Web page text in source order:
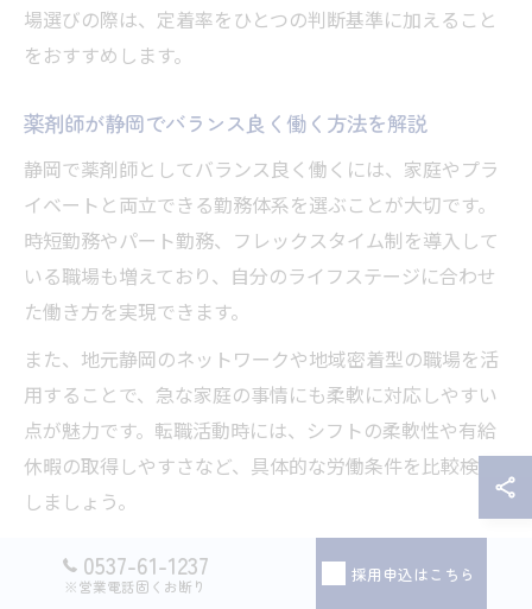
場選びの際は、定着率をひとつの判断基準に加えること
をおすすめします。
薬剤師が静岡でバランス良く働く方法を解説
静岡で薬剤師としてバランス良く働くには、家庭やプラ
イベートと両立できる勤務体系を選ぶことが大切です。
時短勤務やパート勤務、フレックスタイム制を導入して
いる職場も増えており、自分のライフステージに合わせ
た働き方を実現できます。
また、地元静岡のネットワークや地域密着型の職場を活
用することで、急な家庭の事情にも柔軟に対応しやすい
点が魅力です。転職活動時には、シフトの柔軟性や有給
休暇の取得しやすさなど、具体的な労働条件を比較検討
しましょう。
両立できた」「地元の理解ある職場で安心して働ける」
0537-61-1237
※営業電話固くお断り
採用申込はこちら